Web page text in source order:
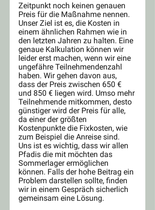
Zeitpunkt noch keinen genauen
Preis für die Maßnahme nennen.
Unser Ziel ist es, die Kosten in
einem ähnlichen Rahmen wie in
den letzten Jahren zu halten. Eine
genaue Kalkulation können wir
leider erst machen, wenn wir eine
ungefähre Teilnehmendenzahl
haben. Wir gehen davon aus,
dass der Preis zwischen 650 €
und 850 € liegen wird. Umso mehr
Teilnehmende mitkommen, desto
günstiger wird der Preis für alle,
da einer der größten
Kostenpunkte die Fixkosten, wie
zum Beispiel die Anreise sind.
Uns ist es wichtig, dass wir allen
Pfadis die mit möchten das
Sommerlager ermöglichen
können. Falls der hohe Beitrag ein
Problem darstellen sollte, finden
wir in einem Gespräch sicherlich
gemeinsam eine Lösung.